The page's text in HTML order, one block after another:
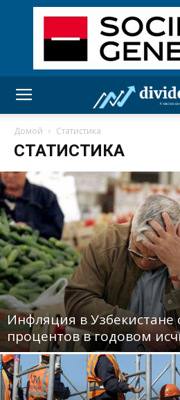
Домой Статистика
СТАТИСТИКА
Инфляция в Узбекистане
процентов в годовом